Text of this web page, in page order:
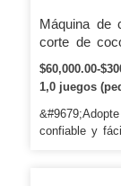
Máquina de
corte de
pesado /
$60,000.00-
1,0 juegos
confiable y